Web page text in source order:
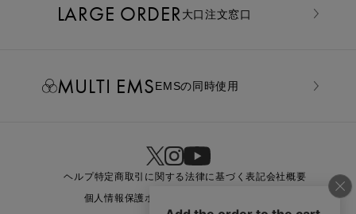
LARGE ORDER⼤⼝注⽂窓⼝
MULTI EMSEMSの同時使用
ヘルプ特定商取引に関する法律に基づく表記会社概要
個人情報保護ポリシー